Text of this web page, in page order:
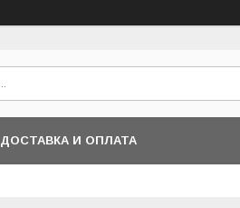
ДОСТАВКА И ОПЛАТА